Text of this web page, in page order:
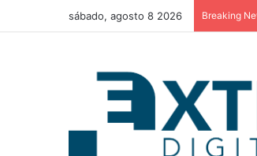
sábado, agosto 8 2026 Breaking